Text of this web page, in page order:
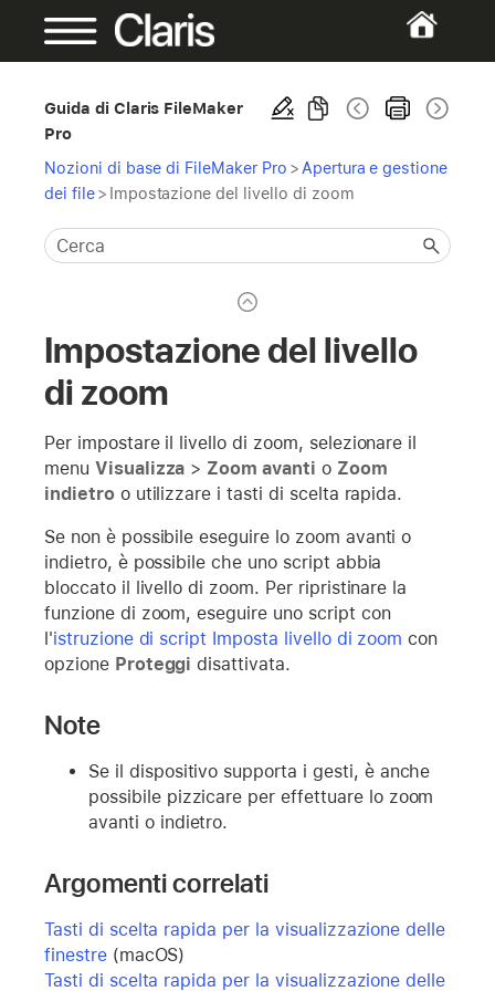
Guida di Claris FileMaker
Pro
Nozioni di base di FileMaker Pro > Apertura e gestione
dei file> Impostazione del livello di zoom
Impostazione del livello
di zoom
Per impostare il livello di zoom, selezionare il
menu Visualizza > Zoom avanti o Zoom
indietroo utilizzare i tasti di scelta rapida.
Se non è possibile eseguire lo zoom avanti o
indietro, è possibile che uno script abbia
bloccato il livello di zoom. Per ripristinare la
funzione di zoom, eseguire uno script con
l'istruzione di script Imposta livello di zoom con
opzione Proteggi disattivata.
Note
Se il dispositivo supporta i gesti, è anche
possibile pizzicare per effettuare lo zoom
avanti o indietro.
Argomenti correlati
Tasti di scelta rapida per la visualizzazione delle
finestre(macOS)
Tasti di scelta rapida per la visualizzazione delle